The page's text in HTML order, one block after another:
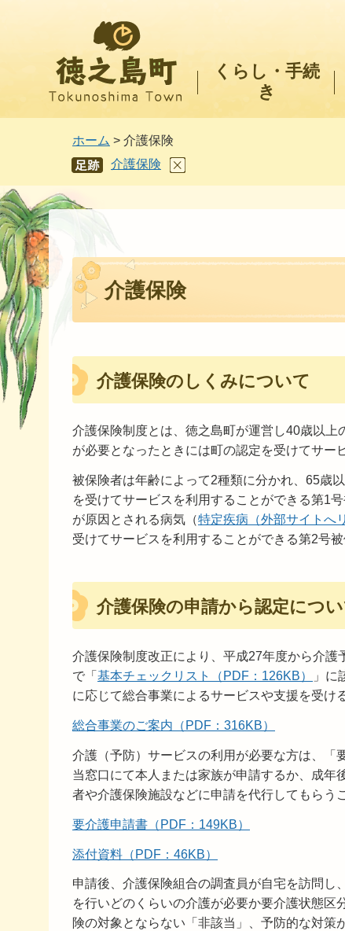
くらし・手続
き
ホーム > 介護保険
あし
あと
介護保険
介護保険
介護保険のしくみについて
介護保険制度とは、徳之島町が運営し40歳以
が必要となったときには町の認定を受けてサー
被保険者は年齢によって2種類に分かれ、65歳
を受けてサービスを利用することができる第1
が原因とされる病気（特定疾病（外部サイトへ
受けてサービスを利用することができる第2号被
介護保険の申請から認定につ
介護保険制度改正により、平成27年度から介
で「 基本チェックリスト（PDF：126KB）
」に
に応じて総合事業によるサービスや支援を受け
総合事業のご案内（PDF：316KB）
介護（予防）サービスの利用が必要な方は、「
当窓口にて本人または家族が申請するか、成年
者や介護保険施設などに申請を代行してもらう
要介護申請書（PDF：149KB）
添付資料（PDF：46KB）
申請後、介護保険組合の調査員が自宅を訪問し
を行いどのくらいの介護が必要か要介護状態
険の対象とならない「非該当」、予防的な対